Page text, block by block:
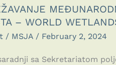
– WORLD
/ MSJA / February 2, 2024
sa Sekretariatom